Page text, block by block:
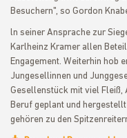
Besuchern", so Gordon
ln seiner Ansprache zur
Karlheinz Kramer allen
Engagement. Weiterhin hob
Jungesellinnen und
Gesellenstück mit viel Fleiß,
Beruf geplant und
gehören zu den